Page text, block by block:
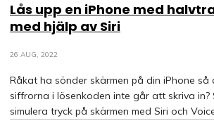
Lås upp en iPhone med
med hjälp av Siri
26 AUG, 2022
Råkat ha sönder skärmen på din iPhone så
siffrorna i lösenkoden inte går att skriva
simulera tryck på skärmen med Siri och